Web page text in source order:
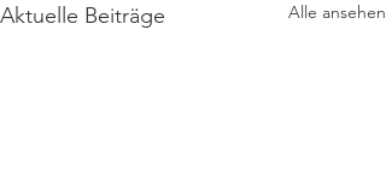
Aktuelle Beiträge Alle ansehen